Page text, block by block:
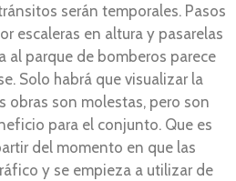
serán temporales. Pasos
escaleras en altura y pasarelas
al parque de bomberos parece
Solo habrá que visualizar la
obras son molestas, pero son
para el conjunto. Que es
del momento en que las
y se empieza a utilizar de